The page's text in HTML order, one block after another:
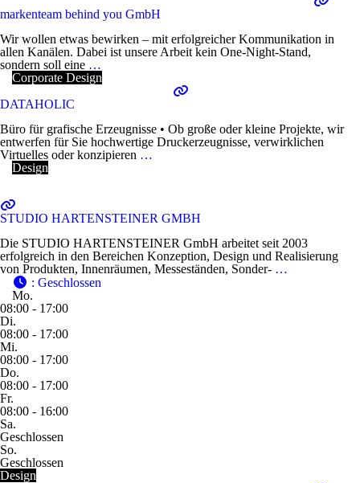
markenteam behind you GmbH
Wir wollen etwas bewirken – mit erfolgreicher Kommunikation in
allen Kanälen. Dabei ist unsere Arbeit kein One-Night-Stand,
sondern soll eine …
Corporate Design
DATAHOLIC
Büro für grafische Erzeugnisse • Ob große oder kleine Projekte, wir
entwerfen für Sie hochwertige Druckerzeugnisse, verwirklichen
Virtuelles oder konzipieren …
Design
STUDIO HARTENSTEINER GMBH
Die STUDIO HARTENSTEINER GmbH arbeitet seit 2003
erfolgreich in den Bereichen Konzeption, Design und Realisierung
von Produkten, Innenräumen, Messeständen, Sonder- …
: Geschlossen
Mo.
08:00 - 17:00
Di.
08:00 - 17:00
Mi.
08:00 - 17:00
Do.
08:00 - 17:00
Fr.
08:00 - 16:00
Sa.
Geschlossen
So.
Geschlossen
Design